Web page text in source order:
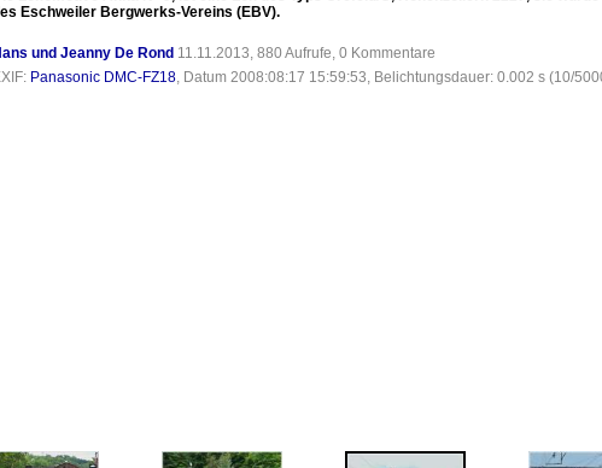
Eschweiler Bergwerks-Vereins (EBV).
und Jeanny De Rond 11.11.2013, 880 Aufrufe, 0 Kommentare
Panasonic DMC-FZ18, Datum 2008:08:17 15:59:53, Belichtungsdauer: 0.002 s (10/